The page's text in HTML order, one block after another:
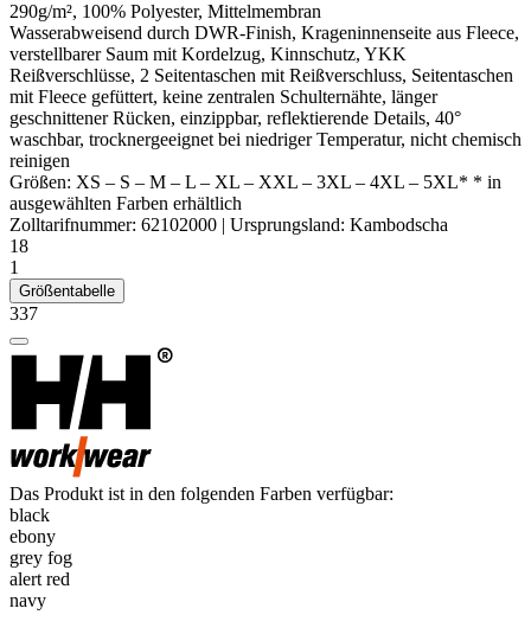
290g/m², 100% Polyester, Mittelmembran
Wasserabweisend durch DWR-Finish, Krageninnenseite aus Fleece,
verstellbarer Saum mit Kordelzug, Kinnschutz, YKK
Reißverschlüsse, 2 Seitentaschen mit Reißverschluss, Seitentaschen
mit Fleece gefüttert, keine zentralen Schulternähte, länger
geschnittener Rücken, einzippbar, reflektierende Details, 40°
waschbar, trocknergeeignet bei niedriger Temperatur, nicht chemisch
reinigen
Größen: XS – S – M – L – XL – XXL – 3XL – 4XL – 5XL* * in
ausgewählten Farben erhältlich
Zolltarifnummer: 62102000 | Ursprungsland: Kambodscha
18
1
Größentabelle
337
Das Produkt ist in den folgenden Farben verfügbar:
black
ebony
grey fog
alert red
navy